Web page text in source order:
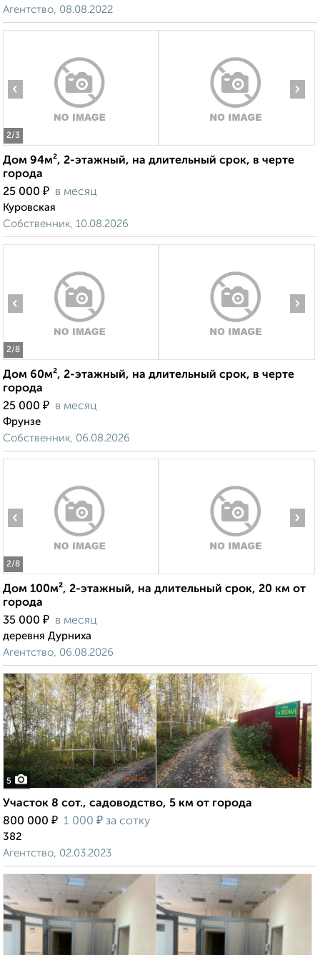
Агентство, 08.08.2022
2/3
‹ ›
Дом 94м², 2-этажный, на длительный срок, в черте
города
25 000 ₽ в месяц
Куровская
Собственник, 10.08.2026
2/8
‹ ›
Дом 60м², 2-этажный, на длительный срок, в черте
города
25 000 ₽ в месяц
Фрунзе
Собственник, 06.08.2026
2/8
‹ ›
Дом 100м², 2-этажный, на длительный срок, 20 км от
города
35 000 ₽ в месяц
деревня Дурниха
Агентство, 06.08.2026
5
Участок 8 сот., садоводство, 5 км от города
800 000 ₽ 1 000 ₽ за сотку
382
Агентство, 02.03.2023